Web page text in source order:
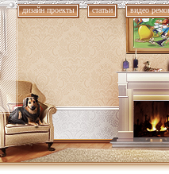
дизайн проекты статьи видео